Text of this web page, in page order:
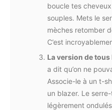
boucle tes
souples. Mets le
mèches retomber
C’est
La version de
a dit qu’on ne
Associe-le à un t-
un blazer. Le
légèrement